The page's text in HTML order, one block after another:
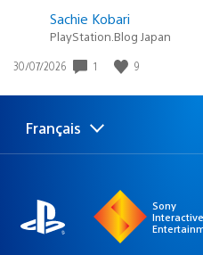
Sachie Kobari
PlayStation.Blog Japan
Date
publication
30/07/2026 1 9
Choisir
une
Région
actuelle
Français
Sony
Interactive